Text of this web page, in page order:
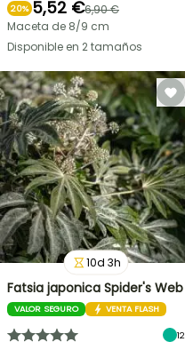
20% 5,52 €6,90 €
Maceta de 8/9 cm
Disponible en 2 tamaños
10d 3h
Fatsia japonica Spider's Web
VALOR SEGURO VENTA FLASH
12